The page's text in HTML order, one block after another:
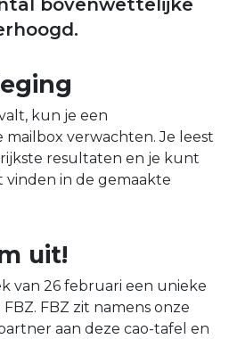
bovenwettelijke
kun je een
mailbox verwachten. Je leest
resultaten en je kunt
vinden in de gemaakte
uit!
van 26 februari een unieke
FBZ zit namens onze
aan deze cao-tafel en